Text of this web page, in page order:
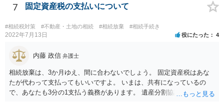
いということではなく、身分相応の、社会的儀式として当然認められ
る程度の金額に留まると考えた方がよいです。 もし、相続人の皆さん
に葬儀費用を支出する経済力がなく、質素な葬儀を行った費用であれ
ば相続財産から支出しても単純承認と認められない可能性が高いの
7 固定資産税の支払いについて
#相続税対策 #不動産・土地の相続 #相続放棄 #相続手続き
2022年7月13日 役にたった 4
内藤 政信 弁護士
相続放棄は、3か月ゆえ、間に合わないでしょう。 固定資産税はあな
たが代わって支払ってもいいですよ。 いまは、共有になっているの
で、あなたも3分の1支払う義務があります。 遺産分割協議をして、不